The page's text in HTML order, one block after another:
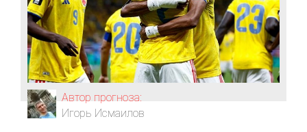
Автор прогноза:
Игорь Исмаилов